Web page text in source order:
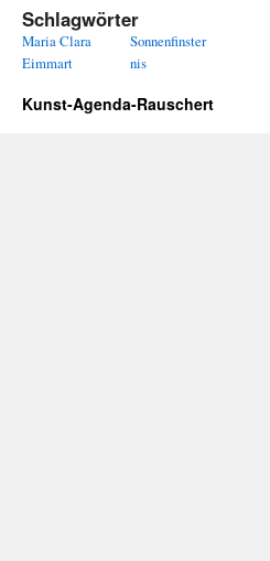
Schlagwörter
Maria Clara
Eimmart
Sonnenfinster
nis
Kunst-Agenda-Rauschert